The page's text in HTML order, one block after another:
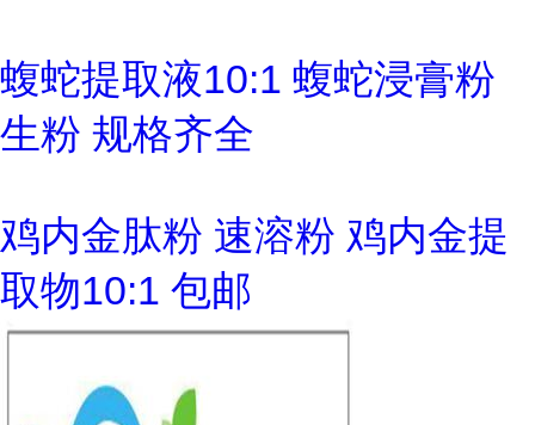
蝮蛇提取液10:1 蝮蛇浸膏粉
生粉 规格齐全
鸡内金肽粉 速溶粉 鸡内金提
取物10:1 包邮